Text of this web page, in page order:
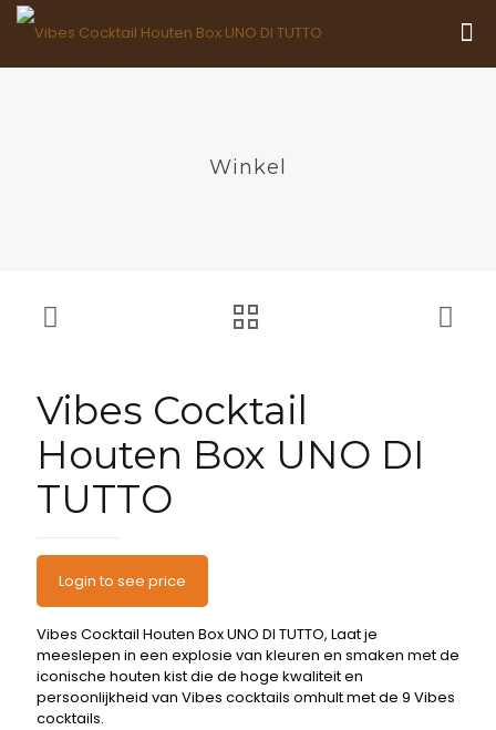
Winkel
Vibes Cocktail
Houten Box UNO DI
TUTTO
Login to see price
Vibes Cocktail Houten Box UNO DI TUTTO, Laat je
meeslepen in een explosie van kleuren en smaken met de
iconische houten kist die de hoge kwaliteit en
persoonlijkheid van Vibes cocktails omhult met de 9 Vibes
cocktails.